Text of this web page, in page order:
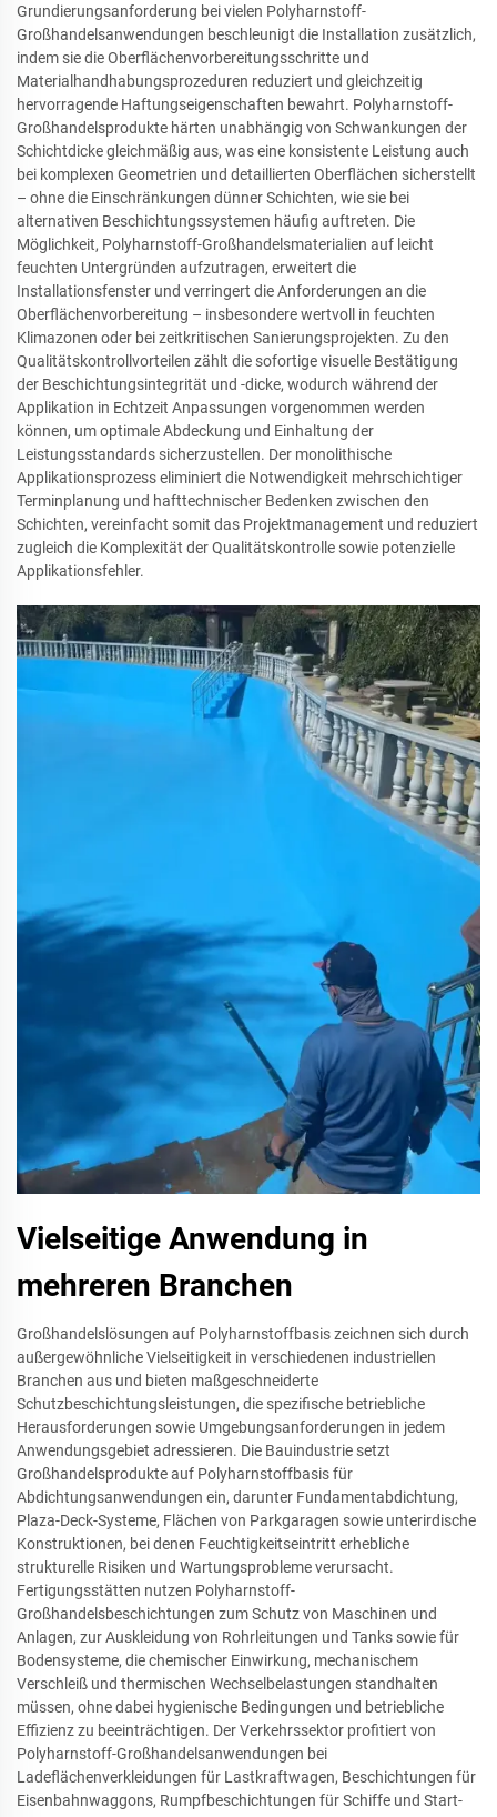
Grundierungsanforderung bei vielen Polyharnstoff-
Großhandelsanwendungen beschleunigt die Installation zusätzlich,
indem sie die Oberflächenvorbereitungsschritte und
Materialhandhabungsprozeduren reduziert und gleichzeitig
hervorragende Haftungseigenschaften bewahrt. Polyharnstoff-
Großhandelsprodukte härten unabhängig von Schwankungen der
Schichtdicke gleichmäßig aus, was eine konsistente Leistung auch
bei komplexen Geometrien und detaillierten Oberflächen sicherstellt
– ohne die Einschränkungen dünner Schichten, wie sie bei
alternativen Beschichtungssystemen häufig auftreten. Die
Möglichkeit, Polyharnstoff-Großhandelsmaterialien auf leicht
feuchten Untergründen aufzutragen, erweitert die
Installationsfenster und verringert die Anforderungen an die
Oberflächenvorbereitung – insbesondere wertvoll in feuchten
Klimazonen oder bei zeitkritischen Sanierungsprojekten. Zu den
Qualitätskontrollvorteilen zählt die sofortige visuelle Bestätigung
der Beschichtungsintegrität und -dicke, wodurch während der
Applikation in Echtzeit Anpassungen vorgenommen werden
können, um optimale Abdeckung und Einhaltung der
Leistungsstandards sicherzustellen. Der monolithische
Applikationsprozess eliminiert die Notwendigkeit mehrschichtiger
Terminplanung und hafttechnischer Bedenken zwischen den
Schichten, vereinfacht somit das Projektmanagement und reduziert
zugleich die Komplexität der Qualitätskontrolle sowie potenzielle
Applikationsfehler.
Vielseitige Anwendung in
mehreren Branchen
Großhandelslösungen auf Polyharnstoffbasis zeichnen sich durch
außergewöhnliche Vielseitigkeit in verschiedenen industriellen
Branchen aus und bieten maßgeschneiderte
Schutzbeschichtungsleistungen, die spezifische betriebliche
Herausforderungen sowie Umgebungsanforderungen in jedem
Anwendungsgebiet adressieren. Die Bauindustrie setzt
Großhandelsprodukte auf Polyharnstoffbasis für
Abdichtungsanwendungen ein, darunter Fundamentabdichtung,
Plaza-Deck-Systeme, Flächen von Parkgaragen sowie unterirdische
Konstruktionen, bei denen Feuchtigkeitseintritt erhebliche
strukturelle Risiken und Wartungsprobleme verursacht.
Fertigungsstätten nutzen Polyharnstoff-
Großhandelsbeschichtungen zum Schutz von Maschinen und
Anlagen, zur Auskleidung von Rohrleitungen und Tanks sowie für
Bodensysteme, die chemischer Einwirkung, mechanischem
Verschleiß und thermischen Wechselbelastungen standhalten
müssen, ohne dabei hygienische Bedingungen und betriebliche
Effizienz zu beeinträchtigen. Der Verkehrssektor profitiert von
Polyharnstoff-Großhandelsanwendungen bei
Ladeflächenverkleidungen für Lastkraftwagen, Beschichtungen für
Eisenbahnwaggons, Rumpfbeschichtungen für Schiffe und Start-